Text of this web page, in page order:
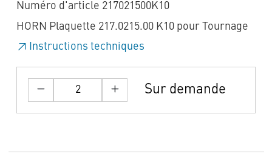
Numéro d'article 217021500K10
HORN Plaquette 217.0215.00 K10 pour Tournage
Instructions techniques
Sur demande